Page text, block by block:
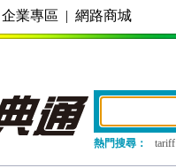
企業專區 | 網路商城
熱門搜尋： tariff